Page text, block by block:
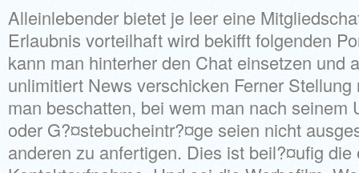
Alleinlebender bietet je leer eine
Erlaubnis vorteilhaft wird bekifft folgenden
kann man hinterher den Chat einsetzen und
unlimitiert News verschicken Ferner
man beschatten, bei wem man nach seinem
oder G?¤stebucheintr?¤ge seien nicht
anderen zu anfertigen. Dies ist beil?¤ufig